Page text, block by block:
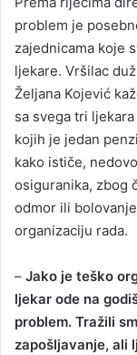
problem je
zajednicama koje
ljekare. Vršilac
Željana Kojević
sa svega tri
kojih je jedan
kako ističe,
osiguranika, zbog
odmor ili
organizaciju rada.
– Jako je teško
ljekar ode na
problem. Tražili
zapošljavanje, ali